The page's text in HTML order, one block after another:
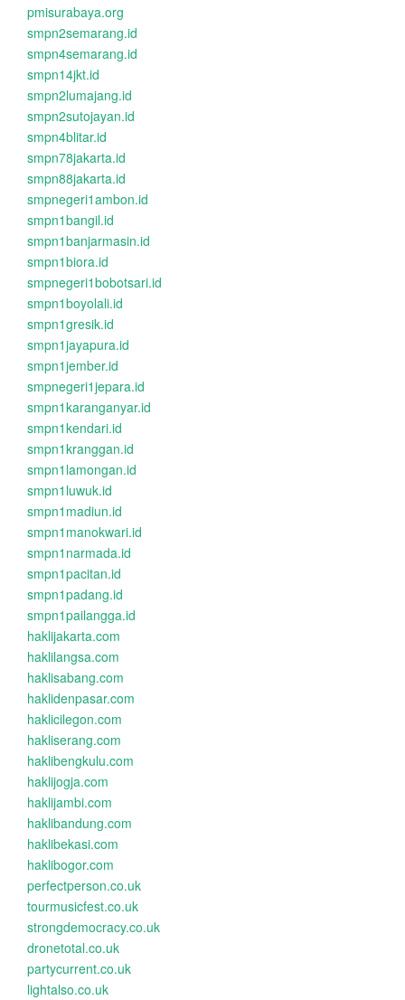
pmisurabaya.org
smpn2semarang.id
smpn4semarang.id
smpn14jkt.id
smpn2lumajang.id
smpn2sutojayan.id
smpn4blitar.id
smpn78jakarta.id
smpn88jakarta.id
smpnegeri1ambon.id
smpn1bangil.id
smpn1banjarmasin.id
smpn1biora.id
smpnegeri1bobotsari.id
smpn1boyolali.id
smpn1gresik.id
smpn1jayapura.id
smpn1jember.id
smpnegeri1jepara.id
smpn1karanganyar.id
smpn1kendari.id
smpn1kranggan.id
smpn1lamongan.id
smpn1luwuk.id
smpn1madiun.id
smpn1manokwari.id
smpn1narmada.id
smpn1pacitan.id
smpn1padang.id
smpn1pailangga.id
haklijakarta.com
haklilangsa.com
haklisabang.com
haklidenpasar.com
haklicilegon.com
hakliserang.com
haklibengkulu.com
haklijogja.com
haklijambi.com
haklibandung.com
haklibekasi.com
haklibogor.com
perfectperson.co.uk
tourmusicfest.co.uk
strongdemocracy.co.uk
dronetotal.co.uk
partycurrent.co.uk
lightalso.co.uk